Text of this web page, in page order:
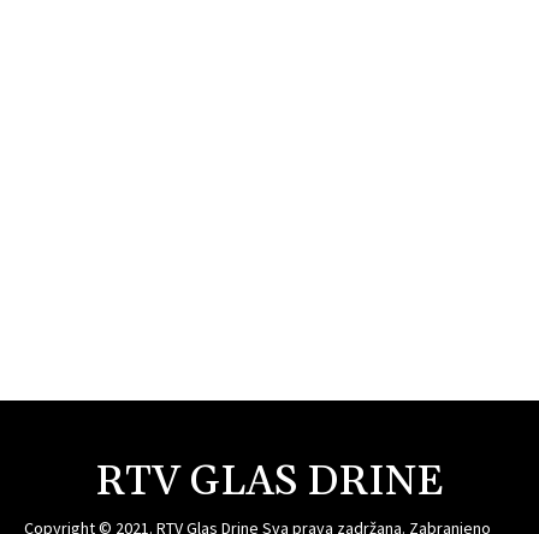
RTV GLAS DRINE
Copyright © 2021. RTV Glas Drine Sva prava zadržana. Zabranjeno